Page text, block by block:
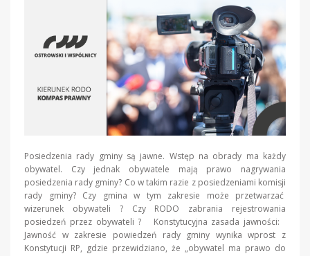
Posiedzenia rady gminy są jawne. Wstęp na obrady ma każdy
obywatel. Czy jednak obywatele mają prawo nagrywania
posiedzenia rady gminy? Co w takim razie z posiedzeniami komisji
rady gminy? Czy gmina w tym zakresie może przetwarzać
wizerunek obywateli ? Czy RODO zabrania rejestrowania
posiedzeń przez obywateli ? Konstytucyjna zasada jawności:
Jawność w zakresie powiedzeń rady gminy wynika wprost z
Konstytucji RP, gdzie przewidziano, że „obywatel ma prawo do